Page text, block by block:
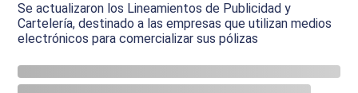
Se actualizaron los Lineamientos de Publicidad y
Cartelería, destinado a las empresas que utilizan medios
electrónicos para comercializar sus pólizas